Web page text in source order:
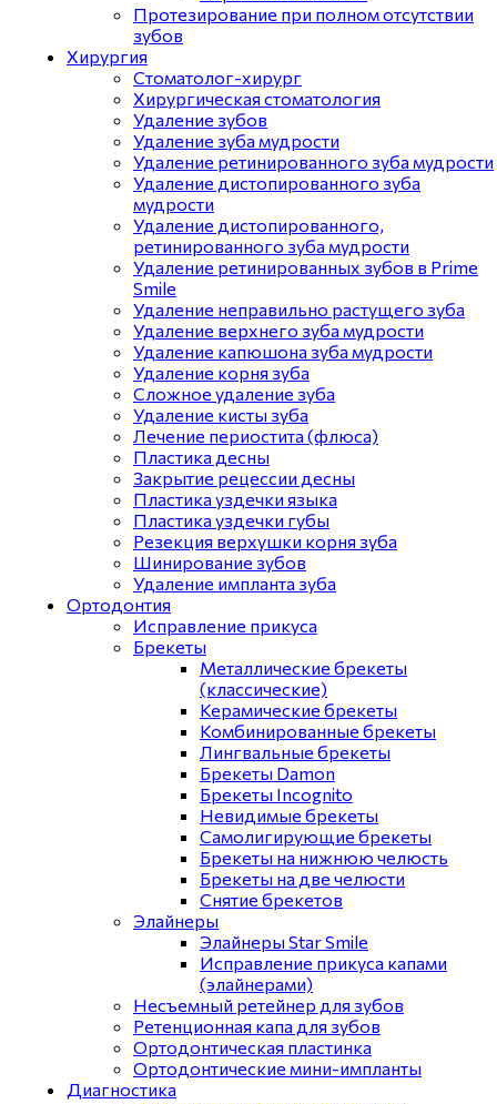
Протезирование при полном отсутствии
зубов
Хирургия
Стоматолог-хирург
Хирургическая стоматология
Удаление зубов
Удаление зуба мудрости
Удаление ретинированного зуба мудрости
Удаление дистопированного зуба
мудрости
Удаление дистопированного,
ретинированного зуба мудрости
Удаление ретинированных зубов в Prime
Smile
Удаление неправильно растущего зуба
Удаление верхнего зуба мудрости
Удаление капюшона зуба мудрости
Удаление корня зуба
Сложное удаление зуба
Удаление кисты зуба
Лечение периостита (флюса)
Пластика десны
Закрытие рецессии десны
Пластика уздечки языка
Пластика уздечки губы
Резекция верхушки корня зуба
Шинирование зубов
Удаление импланта зуба
Ортодонтия
Исправление прикуса
Брекеты
Металлические брекеты
(классические)
Керамические брекеты
Комбинированные брекеты
Лингвальные брекеты
Брекеты Damon
Брекеты Incognito
Невидимые брекеты
Самолигирующие брекеты
Брекеты на нижнюю челюсть
Брекеты на две челюсти
Снятие брекетов
Элайнеры
Элайнеры Star Smile
Исправление прикуса капами
(элайнерами)
Несъемный ретейнер для зубов
Ретенционная капа для зубов
Ортодонтическая пластинка
Ортодонтические мини-импланты
Диагностика